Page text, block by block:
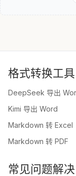
格式转换工具
DeepSeek 导出
Kimi 导出 Word
Markdown 转 Excel
Markdown 转 PDF
常见问题解决